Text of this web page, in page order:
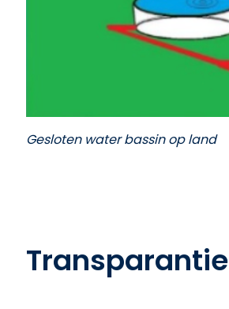
Gesloten water bassin op land
Transparantie